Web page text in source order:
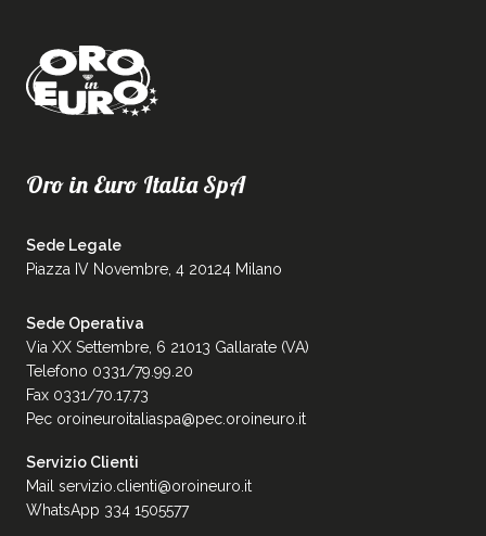
Oro in Euro Italia SpA
Sede Legale
Piazza IV Novembre, 4 20124 Milano
Sede Operativa
Via XX Settembre, 6 21013 Gallarate (VA)
Telefono 0331/79.99.20
Fax 0331/70.17.73
Pec oroineuroitaliaspa@pec.oroineuro.it
Servizio Clienti
Mail servizio.clienti@oroineuro.it
WhatsApp 334 1505577